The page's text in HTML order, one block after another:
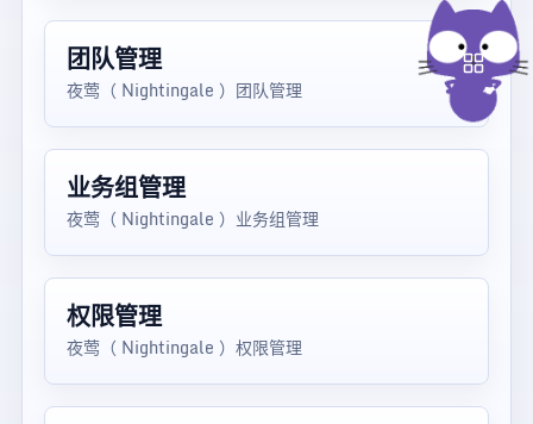
团队管理
夜莺（ Nightingale ）团队管理
业务组管理
夜莺（ Nightingale ）业务组管理
权限管理
夜莺（ Nightingale ）权限管理